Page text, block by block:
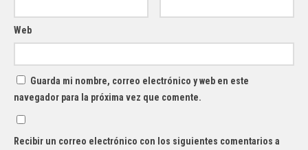
Web
Guarda mi nombre, correo electrónico y web en este
navegador para la próxima vez que comente.
Recibir un correo electrónico con los siguientes comentarios a